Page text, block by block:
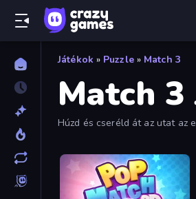
Játékok » Puzzle » Match 3
Match
Húzd és cseréld át az utat az